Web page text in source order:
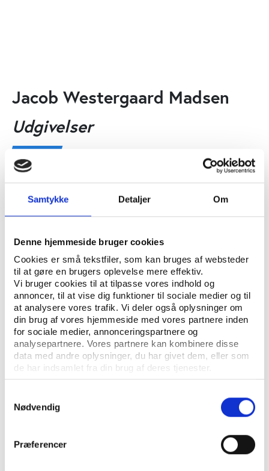
Samtykke Detaljer Om
Denne hjemmeside bruger cookies
Cookies er små tekstfiler, som kan bruges af websteder
til at gøre en brugers oplevelse mere effektiv.
Vi bruger cookies til at tilpasse vores indhold og
annoncer, til at vise dig funktioner til sociale medier og til
at analysere vores trafik. Vi deler også oplysninger om
din brug af vores hjemmeside med vores partnere inden
for sociale medier, annonceringspartnere og
analysepartnere. Vores partnere kan kombinere disse
data med andre oplysninger, du har givet dem, eller som
de har indsamlet fra din brug af deres tjenester.
Nødvendig
Præferencer
Jacob Westergaard Madsen
Udgivelser
Andre
Gunnar >>Nu<< - i idrætspolitisk lys
Hans Bonde, Jacob Westergaard Madsen
Artikler
+45 3266 1030